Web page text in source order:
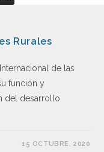
Rurales
de las
función y
del desarrollo
15 OCTUBRE, 2020